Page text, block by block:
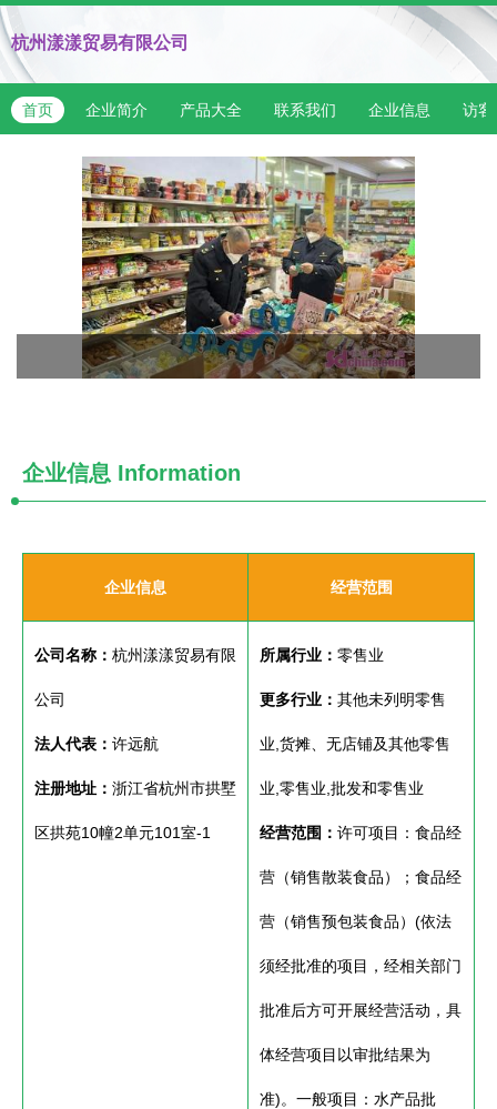
杭州漾漾贸易有限公司
首页 企业简介 产品大全 联系我们 企业信息 访客
企业信息 Information
企业信息 经营范围
公司名称： 杭州漾漾贸易有限
公司
法人代表： 许远航
注册地址： 浙江省杭州市拱墅
区拱苑10幢2单元101室-1
所属行业： 零售业
更多行业： 其他未列明零售
业,货摊、无店铺及其他零售
业,零售业,批发和零售业
经营范围： 许可项目：食品经
营（销售散装食品）；食品经
营（销售预包装食品）(依法
须经批准的项目，经相关部门
批准后方可开展经营活动，具
体经营项目以审批结果为
准)。一般项目：水产品批